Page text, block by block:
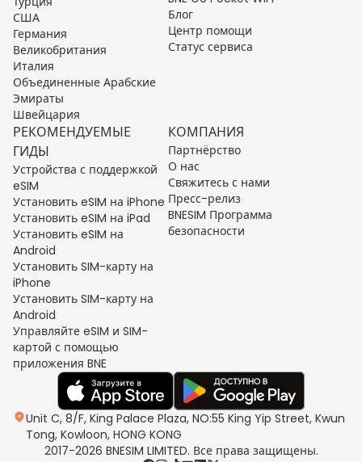
США
Германия
Великобритания
Италия
Объединенные Арабские
Эмираты
Швейцария
Блог
Центр помощи
Статус сервиса
РЕКОМЕНДУЕМЫЕ
ГИДЫ
Устройства с поддержкой
eSIM
Установить eSIM на iPhone
Установить eSIM на iPad
Установить eSIM на
Android
Установить SIM-карту на
iPhone
Установить SIM-карту на
Android
Управляйте eSIM и SIM-
картой с помощью
приложения BNE
КОМПАНИЯ
Партнёрство
О нас
Свяжитесь с нами
Пресс-релиз
BNESIM Программа
безопасности
Unit C, 8/F, King Palace Plaza, NO:55 King Yip Street, Kwun
Tong, Kowloon, HONG KONG
2017-2026 BNESIM LIMITED. Все права защищены.